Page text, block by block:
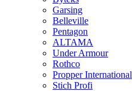
Garsing
Belleville
Pentagon
ALTAMA
Under Armour
Rothco
Propper International
Stich Profi